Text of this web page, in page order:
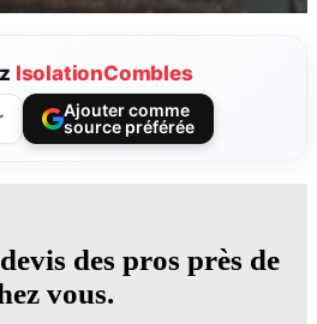
IsolationCombles
Ajouter comme
source préférée
des pros près de
vous.